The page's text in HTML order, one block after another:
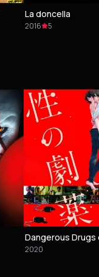
La doncella
2016 5
2020